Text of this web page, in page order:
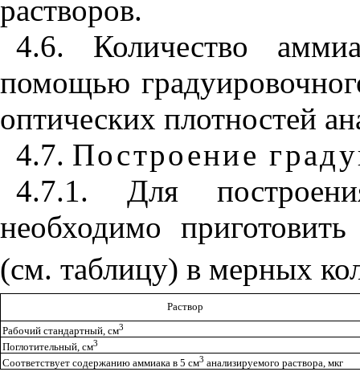
растворов.
4.6. Количество
помощью
оптических плотностей
4.7. Построение
4.7.1. Для
необходимо
(см. таблицу) в мерных
Раствор
Рабочий стандартный, см3
Поглотительный, см3
Соответствует содержанию аммиака в 5 см3 анализируемого раствора, мкг